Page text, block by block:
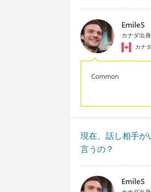
EmileS
カナダ出
カナダ
Common
現在、話し相手が
言うの？
EmileS